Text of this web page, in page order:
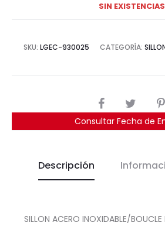
Consultar Fecha de
SIN EXISTENCIAS
SKU: LGEC-930025 CATEGORÍA:
COMPARTIR
Descripción
SILLON ACERO INOXIDABLE/